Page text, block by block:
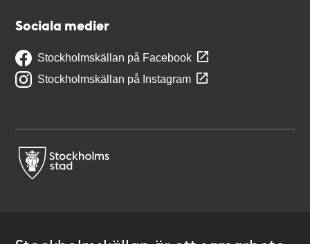
Sociala medier
Stockholmskällan på Facebook
Stockholmskällan på Instagram